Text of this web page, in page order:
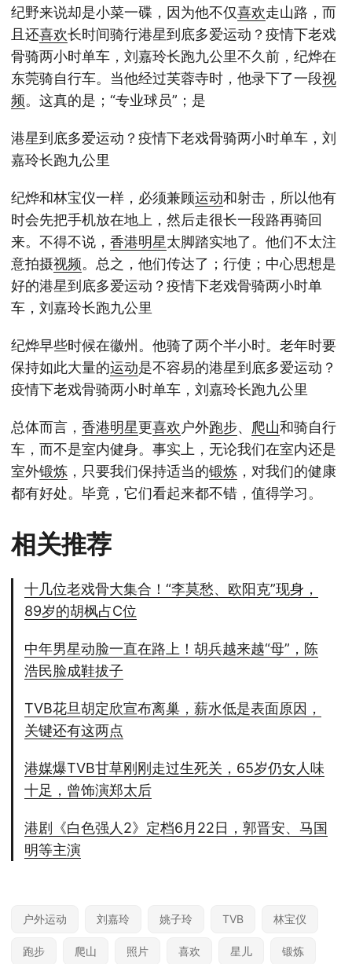
纪野来说却是小菜一碟，因为他不仅喜欢走山路，而
且还喜欢长时间骑行港星到底多爱运动？疫情下老戏
骨骑两小时单车，刘嘉玲长跑九公里不久前，纪烨在
东莞骑自行车。当他经过芙蓉寺时，他录下了一段视
频。这真的是；“专业球员”；是
港星到底多爱运动？疫情下老戏骨骑两小时单车，刘
嘉玲长跑九公里
纪烨和林宝仪一样，必须兼顾运动和射击，所以他有
时会先把手机放在地上，然后走很长一段路再骑回
来。不得不说， 香港明星太脚踏实地了。他们不太注
意拍摄视频。总之，他们传达了；行使；中心思想是
好的港星到底多爱运动？疫情下老戏骨骑两小时单
车，刘嘉玲长跑九公里
纪烨早些时候在徽州。他骑了两个半小时。老年时要
保持如此大量的运动是不容易的港星到底多爱运动？
疫情下老戏骨骑两小时单车，刘嘉玲长跑九公里
总体而言， 香港明星更喜欢户外跑步、 爬山和骑自行
车，而不是室内健身。事实上，无论我们在室内还是
室外锻炼 ，只要我们保持适当的锻炼 ，对我们的健康
都有好处。毕竟，它们看起来都不错，值得学习。
相关推荐
十几位老戏骨大集合！“李莫愁、欧阳克”现身，
89岁的胡枫占C位
中年男星动脸一直在路上！胡兵越来越“母”，陈
浩民脸成鞋拔子
TVB花旦胡定欣宣布离巢，薪水低是表面原因，
关键还有这两点
港媒爆TVB甘草刚刚走过生死关，65岁仍女人味
十足，曾饰演郑太后
港剧《白色强人2》定档6月22日，郭晋安、马国
明等主演
户外运动 刘嘉玲 姚子玲 TVB 林宝仪
跑步 爬山 照片 喜欢 星儿 锻炼